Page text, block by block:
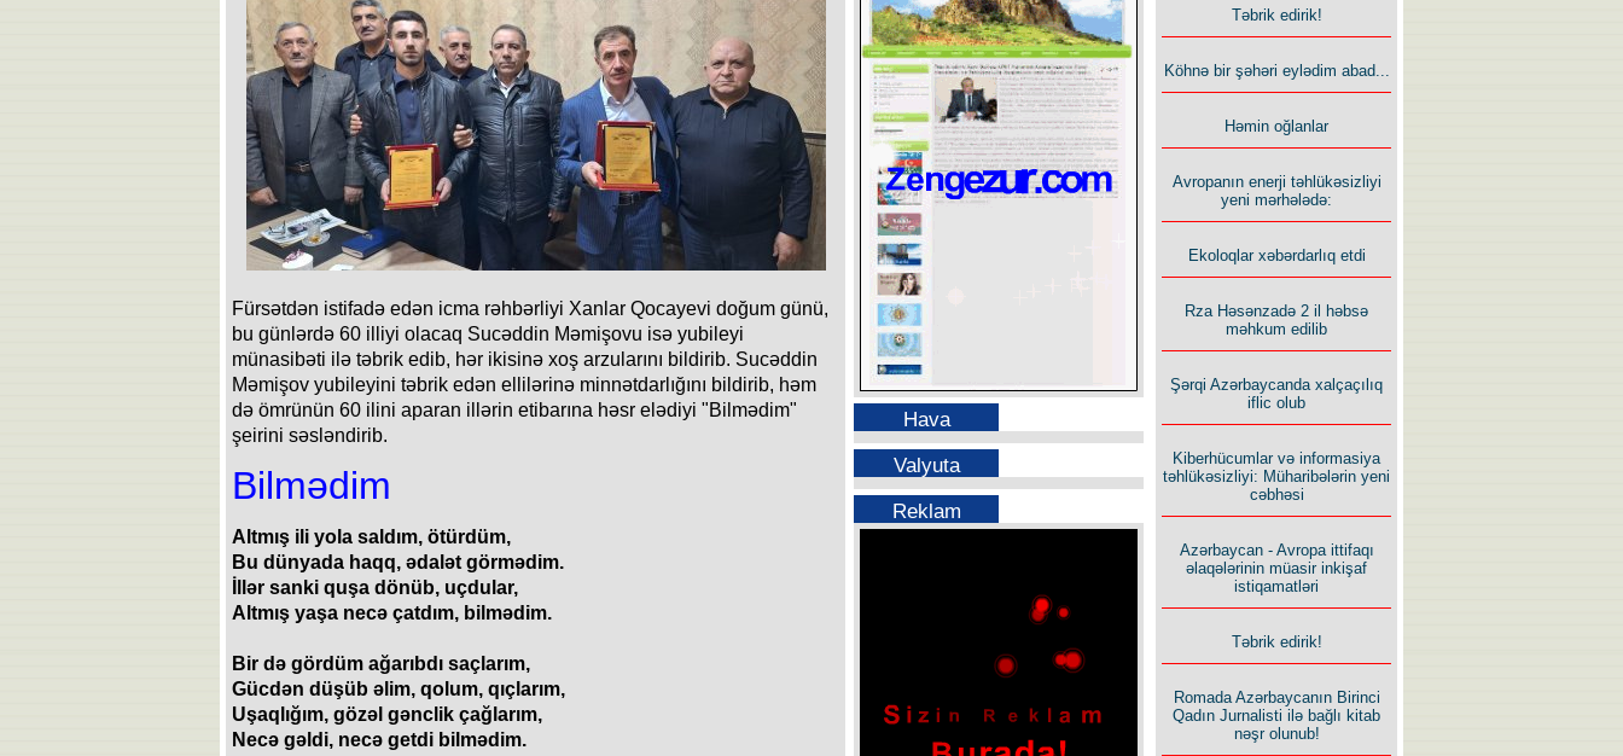
Fürsətdən istifadə edən icma rəhbərliyi Xanlar Qocayevi doğum günü,
bu günlərdə 60 illiyi olacaq Sucəddin Məmişovu isə yubileyi
münasibəti ilə təbrik edib, hər ikisinə xoş arzularını bildirib. Sucəddin
Məmişov yubileyini təbrik edən ellilərinə minnətdarlığını bildirib, həm
də ömrünün 60 ilini aparan illərin etibarına həsr elədiyi "Bilmədim"
şeirini səsləndirib.
Bilmədim
Altmış ili yola saldım, ötürdüm,
Bu dünyada haqq, ədalət görmədim.
İllər sanki quşa dönüb, uçdular,
Altmış yaşa necə çatdım, bilmədim.
Bir də gördüm ağarıbdı saçlarım,
Gücdən düşüb əlim, qolum, qıçlarım,
Uşaqlığım, gözəl gənclik çağlarım,
Necə gəldi, necə getdi bilmədim.
Hava
Valyuta
Reklam
Təbrik edirik!
Köhnə bir şəhəri eylədim abad...
Həmin oğlanlar
Avropanın enerji təhlükəsizliyi
yeni mərhələdə:
Ekoloqlar xəbərdarlıq etdi
Rza Həsənzadə 2 il həbsə
məhkum edilib
Şərqi Azərbaycanda xalçaçılıq
iflic olub
Kiberhücumlar və informasiya
təhlükəsizliyi: Müharibələrin yeni
cəbhəsi
Azərbaycan - Avropa ittifaqı
əlaqələrinin müasir inkişaf
istiqamatləri
Təbrik edirik!
Romada Azərbaycanın Birinci
Qadın Jurnalisti ilə bağlı kitab
nəşr olunub!